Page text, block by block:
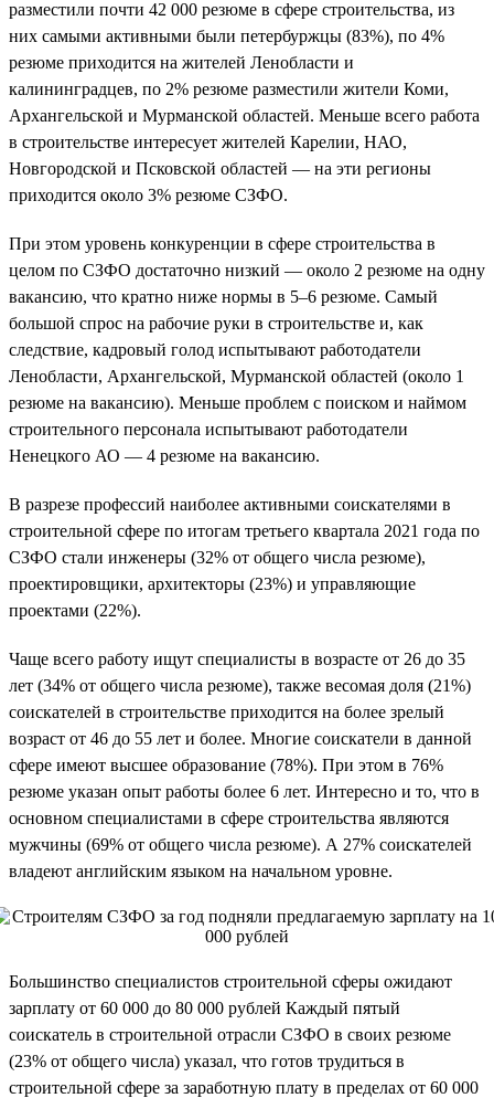
разместили почти 42 000 резюме в сфере строительства, из
них самыми активными были петербуржцы (83%), по 4%
резюме приходится на жителей Ленобласти и
калининградцев, по 2% резюме разместили жители Коми,
Архангельской и Мурманской областей. Меньше всего работа
в строительстве интересует жителей Карелии, НАО,
Новгородской и Псковской областей — на эти регионы
приходится около 3% резюме СЗФО.
При этом уровень конкуренции в сфере строительства в
целом по СЗФО достаточно низкий — около 2 резюме на одну
вакансию, что кратно ниже нормы в 5–6 резюме. Самый
большой спрос на рабочие руки в строительстве и, как
следствие, кадровый голод испытывают работодатели
Ленобласти, Архангельской, Мурманской областей (около 1
резюме на вакансию). Меньше проблем с поиском и наймом
строительного персонала испытывают работодатели
Ненецкого АО — 4 резюме на вакансию.
В разрезе профессий наиболее активными соискателями в
строительной сфере по итогам третьего квартала 2021 года по
СЗФО стали инженеры (32% от общего числа резюме),
проектировщики, архитекторы (23%) и управляющие
проектами (22%).
Чаще всего работу ищут специалисты в возрасте от 26 до 35
лет (34% от общего числа резюме), также весомая доля (21%)
соискателей в строительстве приходится на более зрелый
возраст от 46 до 55 лет и более. Многие соискатели в данной
сфере имеют высшее образование (78%). При этом в 76%
резюме указан опыт работы более 6 лет. Интересно и то, что в
основном специалистами в сфере строительства являются
мужчины (69% от общего числа резюме). А 27% соискателей
владеют английским языком на начальном уровне.
Большинство специалистов строительной сферы ожидают
зарплату от 60 000 до 80 000 рублей Каждый пятый
соискатель в строительной отрасли СЗФО в своих резюме
(23% от общего числа) указал, что готов трудиться в
строительной сфере за заработную плату в пределах от 60 000